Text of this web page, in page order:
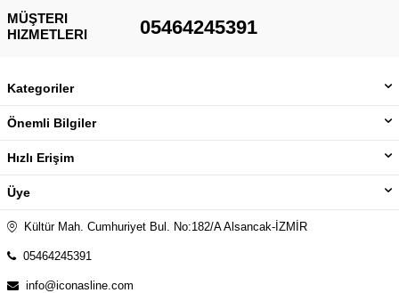
MÜŞTERI
HIZMETLERI
05464245391
Kategoriler
Önemli Bilgiler
Hızlı Erişim
Üye
Kültür Mah. Cumhuriyet Bul. No:182/A Alsancak-İZMİR
05464245391
info@iconasline.com